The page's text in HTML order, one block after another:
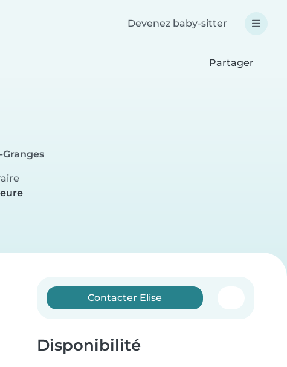
Devenez baby-sitter
Partager
Contacter Elise
Disponibilité